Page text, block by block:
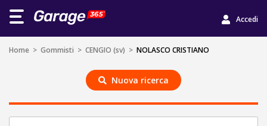
Accedi
Home > Gommisti > CENGIO (sv) > NOLASCO CRISTIANO
Nuova ricerca